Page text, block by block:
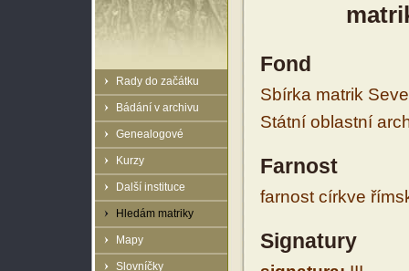
Rady do začátku
Bádání v archivu
Genealogové
Kurzy
Další instituce
Hledám matriky
Mapy
Slovníčky
Fond
Sbírka matrik
Státní oblastní
Farnost
farnost církve
Signatury